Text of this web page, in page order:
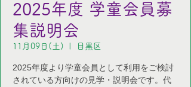
2025年度 学童会員募
集説明会
11月09日(土) 目黒区
2025年度より学童会員として利用をご検討
されている方向けの見学・説明会です。代